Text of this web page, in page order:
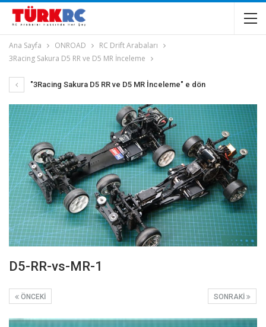
Ana Sayfa ONROAD
RC Drift Arabaları
3Racing Sakura D5 RR ve D5 MR İnceleme
"3Racing Sakura D5 RR ve D5 MR İnceleme" e dön
D5-RR-vs-MR-1
SONRAKI
ÖNCEKI